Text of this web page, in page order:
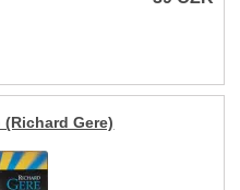
(Richard Gere)